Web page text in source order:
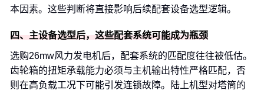
本因素。这些判断将直接影响后续配套设备选型逻辑。
四、主设备选型后，这些配套系统可能成为瓶颈
选购26mw风力发电机后，配套系统的匹配度往往被低估。
齿轮箱的扭矩承载能力必须与主机输出特性严格匹配，否
则在高负载工况下可能引发连锁故障。陆上机型对塔筒的